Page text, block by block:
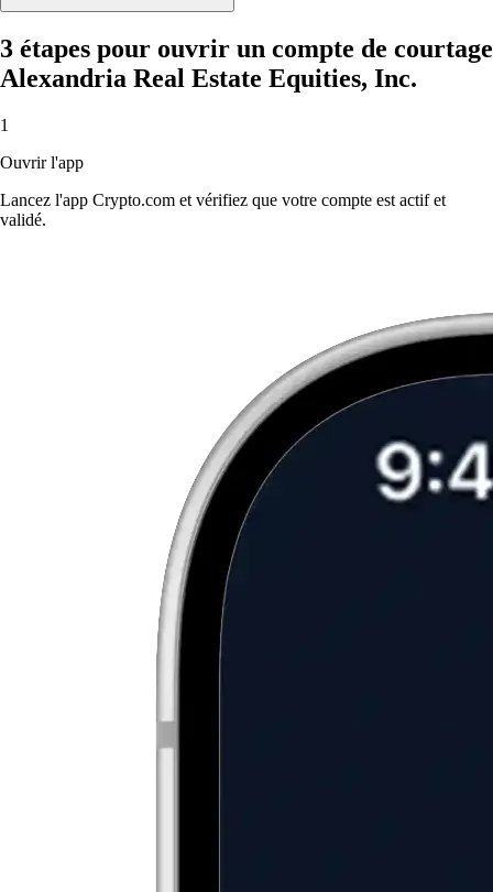
3 étapes pour ouvrir un compte de courtage
Alexandria Real Estate Equities, Inc.
1
Ouvrir l'app
Lancez l'app Crypto.com et vérifiez que votre compte est actif et
validé.